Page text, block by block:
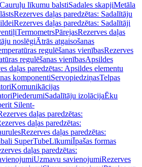
Cauruļu līkumu balstiSadales skapjiMetāla
Rezerves daļas paredzētas: Sadalītāju
Rezerves daļas paredzētas: Sadalītāji
TermometrsPārejasRezerves daļas
noslēgiĀtrās atgaisošanas
regulēšanas vienībasRezerves
regulēšanas vienībasApsildes
daļas paredzētas: Apsildes elementu
komponentiServopiedziņasTelpas
Komunikācijas
PiederumiSadalītāju izolācijaĒku
Silent-
daļas paredzētas:
daļas paredzētas:
Rezerves daļas paredzētas:
SuperTubeLīkumiĪpašas formas
daļas paredzētas:
Uzmavu savienojumiRezerves